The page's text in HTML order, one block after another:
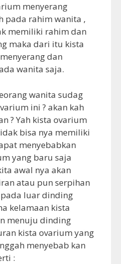
menyerang
pada rahim wanita ,
memiliki rahim dan
maka dari itu kista
dan
wanita saja.
wanita sudag
ini ? akan kah
? Yah kista ovarium
bisa nya memiliki
menyebabkan
yang baru saja
awal nya akan
atau pun serpihan
luar dinding
kelamaan kista
menuju dinding
kista ovarium yang
menyebab kan
: